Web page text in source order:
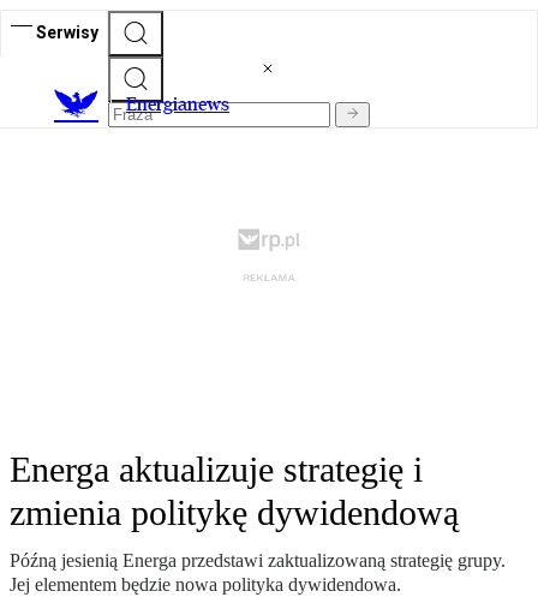
Serwisy
Energianews
Energa aktualizuje strategię i
zmienia politykę dywidendową
Późną jesienią Energa przedstawi zaktualizowaną strategię grupy.
Jej elementem będzie nowa polityka dywidendowa.